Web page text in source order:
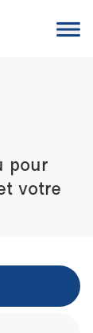
pour
votre